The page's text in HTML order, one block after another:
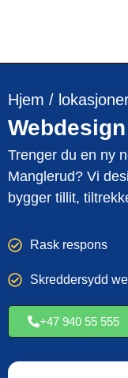
Hjem /
Webdesign
Trenger du en ny
Manglerud? Vi
bygger tillit,
Rask respons
Skreddersydd
+47 940 55 555